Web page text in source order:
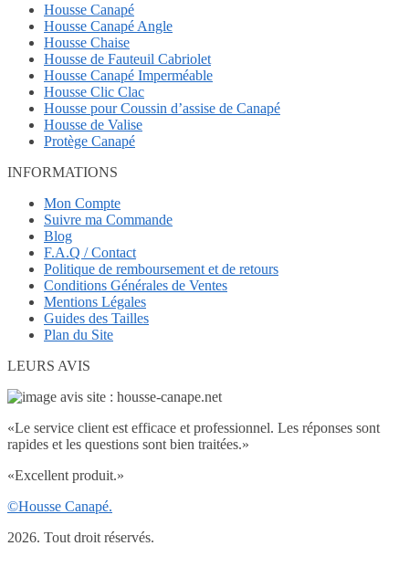
Housse Canapé
Housse Canapé Angle
Housse Chaise
Housse de Fauteuil Cabriolet
Housse Canapé Imperméable
Housse Clic Clac
Housse pour Coussin d’assise de Canapé
Housse de Valise
Protège Canapé
INFORMATIONS
Mon Compte
Suivre ma Commande
Blog
F.A.Q / Contact
Politique de remboursement et de retours
Conditions Générales de Ventes
Mentions Légales
Guides des Tailles
Plan du Site
LEURS AVIS
«Le service client est efficace et professionnel. Les réponses sont
rapides et les questions sont bien traitées.»
«Excellent produit.»
©Housse Canapé.
2026. Tout droit réservés.